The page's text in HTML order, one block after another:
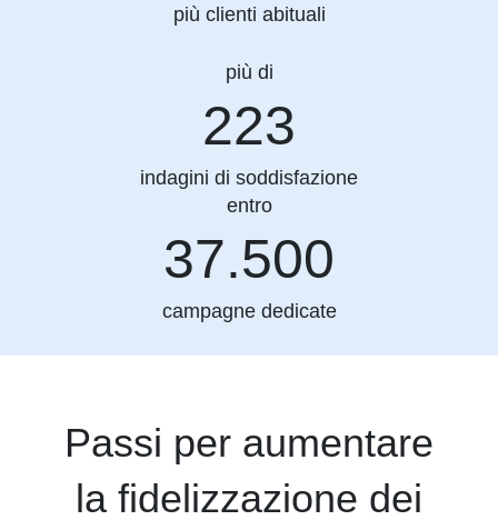
più clienti abituali
più di
223
indagini di soddisfazione
entro
37.500
campagne dedicate
Passi per aumentare
la fidelizzazione dei